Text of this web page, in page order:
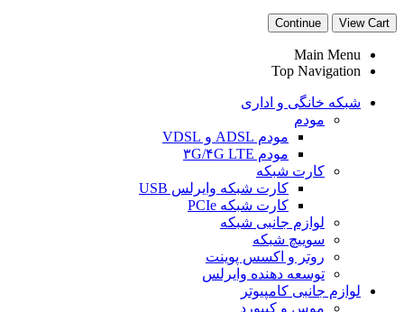
View Cart
Continue
Main Menu
Top Navigation
شبکه خانگی و اداری
مودم
مودم ADSL و VDSL
مودم ۳G/۴G LTE
کارت شبکه
کارت شبکه وایرلس USB
کارت شبکه PCIe
لوازم جانبی شبکه
سوییچ شبکه
روتر و اکسس پوینت
توسعه دهنده وایرلس
لوازم جانبی کامپیوتر
موس و کیبورد